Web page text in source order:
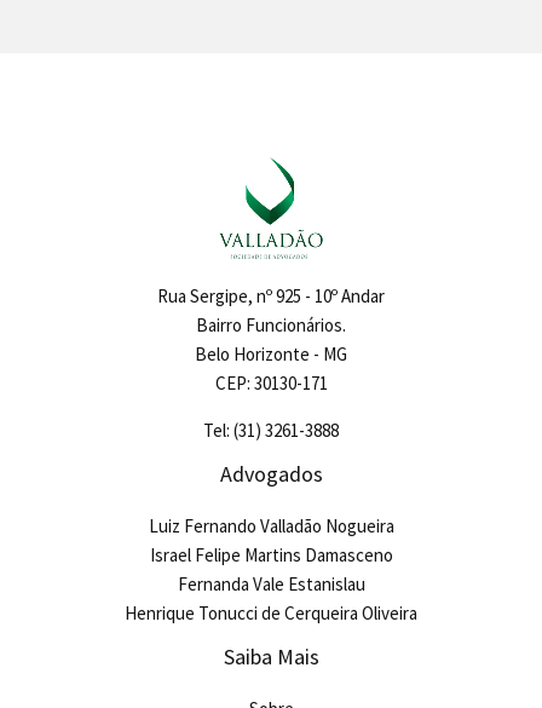
Rua Sergipe, nº 925 - 10º Andar
Bairro Funcionários.
Belo Horizonte - MG
CEP: 30130-171
Tel: (31) 3261-3888
Advogados
Luiz Fernando Valladão Nogueira
Israel Felipe Martins Damasceno
Fernanda Vale Estanislau
Henrique Tonucci de Cerqueira Oliveira
Saiba Mais